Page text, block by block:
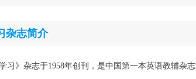
杂志简介
学习》杂志于1958年创刊，是中国第一本英语教辅